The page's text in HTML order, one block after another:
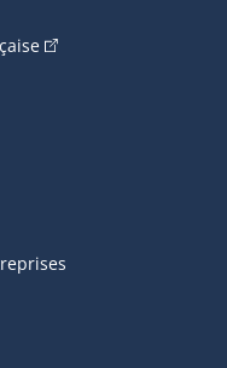
(Cet hyperlien
externe s'ouvrira
hyperlien externe
s'ouvrira dans une
externe s'ouvrira